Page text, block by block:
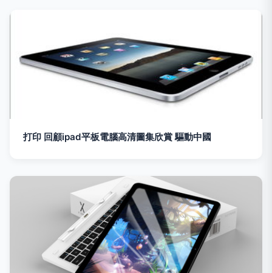
打印 回顧ipad平板電腦高清圖集欣賞 驅動中國